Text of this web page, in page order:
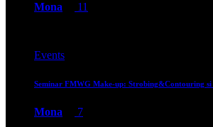
Mona 11
Events
Seminar FMWG Make-up: Strobing&Contouring si
Mona 7